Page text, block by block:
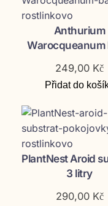
Anthurium
Warocqueanum
249,00 Kč
Přidat do
PlantNest Aroid
3 litry
290,00 Kč